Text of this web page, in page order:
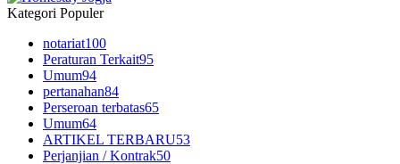
Kategori Populer
notariat100
Peraturan Terkait95
Umum94
pertanahan84
Perseroan terbatas65
Umum64
ARTIKEL TERBARU53
Perjanjian / Kontrak50